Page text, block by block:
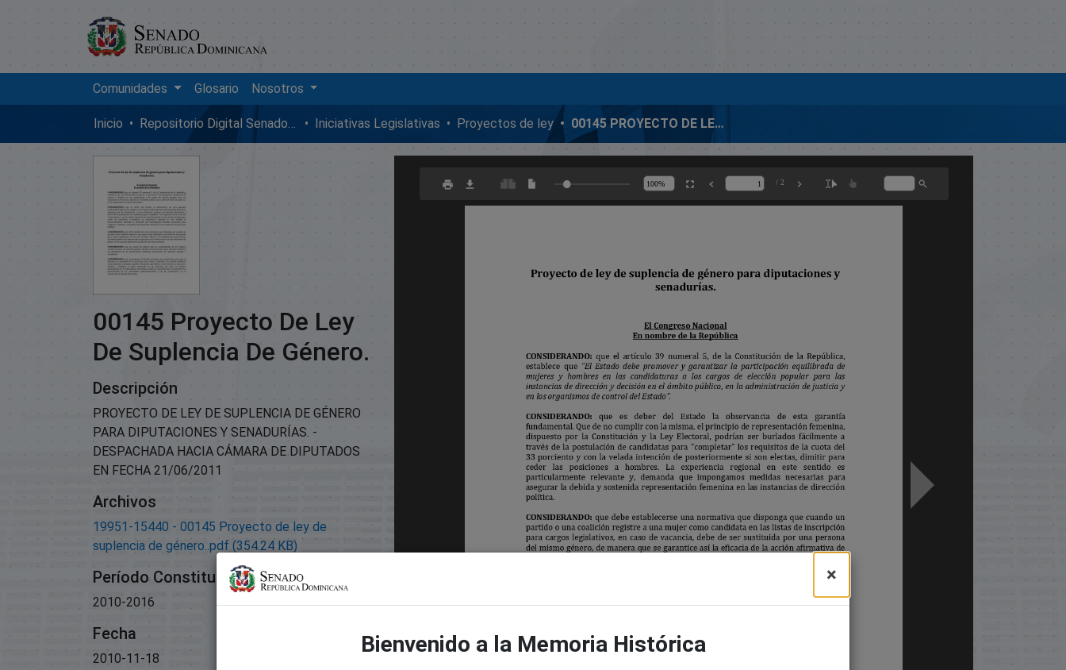
Comunidades Glosario Nosotros
Inicio Repositorio Digital SenadoRD Iniciativas Legislativas Proyectos de ley 00145 PROYECTO DE LEY DE SUPLENCIA DE GÉNERO.
00145 Proyecto De Ley
De Suplencia De Género.
Descripción
PROYECTO DE LEY DE SUPLENCIA DE GÉNERO
PARA DIPUTACIONES Y SENADURÍAS. -
DESPACHADA HACIA CÁMARA DE DIPUTADOS
EN FECHA 21/06/2011
Archivos
19951-15440 - 00145 Proyecto de ley de
suplencia de género..pdf (354.24 KB)
Período Constitucional
2010-2016
Fecha
2010-11-18
×
Bienvenido a la Memoria Histórica